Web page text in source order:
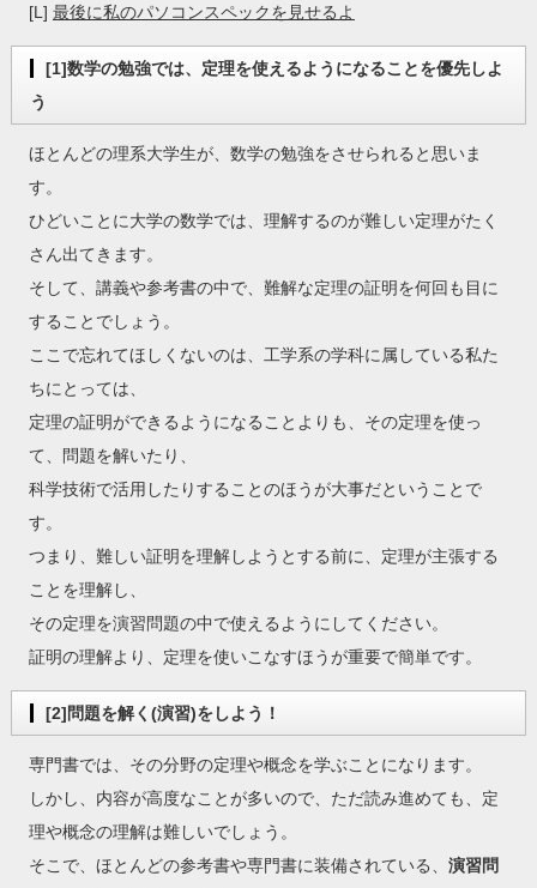
[L] 最後に私のパソコンスペックを見せるよ
[1]数学の勉強では、定理を使えるようになることを優先しよ
う
ほとんどの理系大学生が、数学の勉強をさせられると思いま
す。
ひどいことに大学の数学では、理解するのが難しい定理がたく
さん出てきます。
そして、講義や参考書の中で、難解な定理の証明を何回も目に
することでしょう。
ここで忘れてほしくないのは、工学系の学科に属している私た
ちにとっては、
定理の証明ができるようになることよりも、その定理を使っ
て、問題を解いたり、
科学技術で活用したりすることのほうが大事だということで
す。
つまり、難しい証明を理解しようとする前に、定理が主張する
ことを理解し、
その定理を演習問題の中で使えるようにしてください。
証明の理解より、定理を使いこなすほうが重要で簡単です。
[2]問題を解く(演習)をしよう！
専門書では、その分野の定理や概念を学ぶことになります。
しかし、内容が高度なことが多いので、ただ読み進めても、定
理や概念の理解は難しいでしょう。
そこで、ほとんどの参考書や専門書に装備されている、 演習問